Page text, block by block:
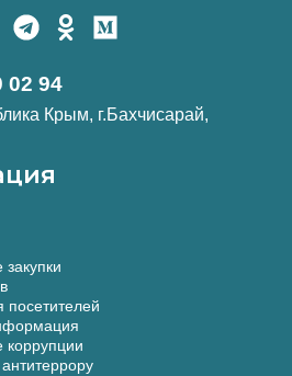
02 94
Крым, г.Бахчисарай,
коррупции